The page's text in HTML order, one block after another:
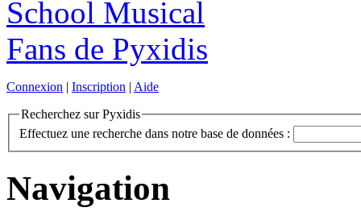
Connexion | Inscription | Aide
Recherchez sur Pyxidis
Effectuez une recherche dans notre base de données :
Navigation